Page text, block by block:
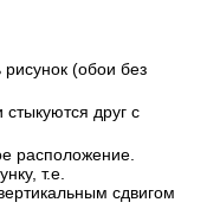
(обои без
друг с
расположение.
т.е.
сдвигом